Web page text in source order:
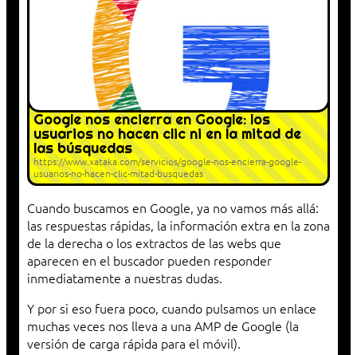
Google nos encierra en Google: los
usuarios no hacen clic ni en la mitad de
las búsquedas
https://www.xataka.com/servicios/google-nos-encierra-google-
usuarios-no-hacen-clic-mitad-busquedas
Cuando buscamos en Google, ya no vamos más allá:
las respuestas rápidas, la información extra en la zona
de la derecha o los extractos de las webs que
aparecen en el buscador pueden responder
inmediatamente a nuestras dudas.
Y por si eso fuera poco, cuando pulsamos un enlace
muchas veces nos lleva a una AMP de Google (la
versión de carga rápida para el móvil).